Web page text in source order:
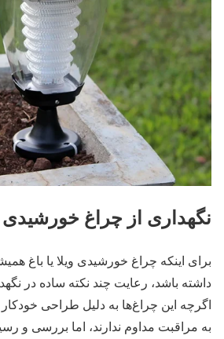
نگهداری از چراغ خورشیدی
برای اینکه چراغ خورشیدی ویلا یا باغ
داشته باشد، رعایت چند نکته ساده در
اگرچه این چراغ‌ها به ‌دلیل طراحی
به مراقبت مداوم ندارند، اما بررسی و